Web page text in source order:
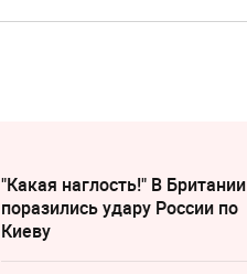
"Какая наглость!" В Британии
поразились удару России по
Киеву